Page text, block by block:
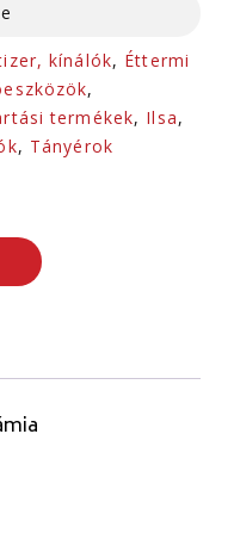
kínálók, Éttermi
,
termékek, Ilsa,
, Tányérok